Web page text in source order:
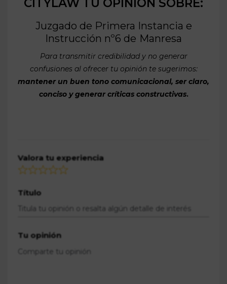
CITYLAW TU OPINIÓN SOBRE:
Juzgado de Primera Instancia e
Instrucción nº6 de Manresa
Para transmitir credibilidad y no generar
confusiones al ofrecer tu opinión te sugerimos:
mantener un buen tono comunicacional, ser claro,
conciso y generar críticas constructivas.
Valora tu experiencia
Título
Tu opinión